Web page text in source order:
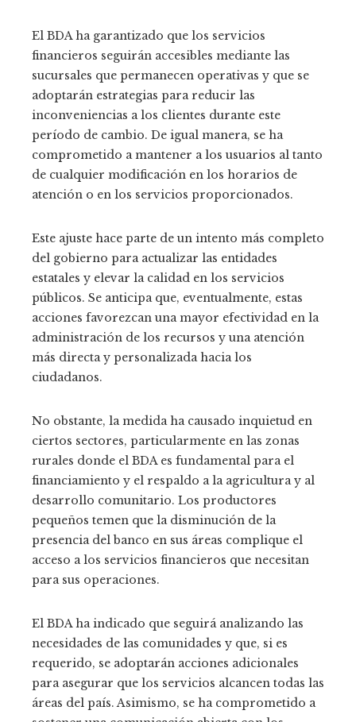
El BDA ha garantizado que los servicios
financieros seguirán accesibles mediante las
sucursales que permanecen operativas y que se
adoptarán estrategias para reducir las
inconveniencias a los clientes durante este
período de cambio. De igual manera, se ha
comprometido a mantener a los usuarios al tanto
de cualquier modificación en los horarios de
atención o en los servicios proporcionados.
Este ajuste hace parte de un intento más completo
del gobierno para actualizar las entidades
estatales y elevar la calidad en los servicios
públicos. Se anticipa que, eventualmente, estas
acciones favorezcan una mayor efectividad en la
administración de los recursos y una atención
más directa y personalizada hacia los
ciudadanos.
No obstante, la medida ha causado inquietud en
ciertos sectores, particularmente en las zonas
rurales donde el BDA es fundamental para el
financiamiento y el respaldo a la agricultura y al
desarrollo comunitario. Los productores
pequeños temen que la disminución de la
presencia del banco en sus áreas complique el
acceso a los servicios financieros que necesitan
para sus operaciones.
El BDA ha indicado que seguirá analizando las
necesidades de las comunidades y que, si es
requerido, se adoptarán acciones adicionales
para asegurar que los servicios alcancen todas las
áreas del país. Asimismo, se ha comprometido a